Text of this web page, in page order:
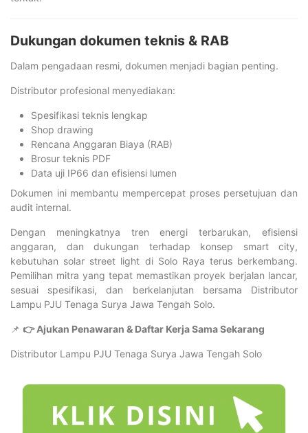
Dukungan dokumen teknis & RAB
Dalam pengadaan resmi, dokumen menjadi bagian penting.
Distributor profesional menyediakan:
Spesifikasi teknis lengkap
Shop drawing
Rencana Anggaran Biaya (RAB)
Brosur teknis PDF
Data uji IP66 dan efisiensi lumen
Dokumen ini membantu mempercepat proses persetujuan dan
audit internal.
Dengan meningkatnya tren energi terbarukan, efisiensi
anggaran, dan dukungan terhadap konsep smart city,
kebutuhan solar street light di Solo Raya terus berkembang.
Pemilihan mitra yang tepat memastikan proyek berjalan lancar,
sesuai spesifikasi, dan berkelanjutan bersama Distributor
Lampu PJU Tenaga Surya Jawa Tengah Solo.
📌 👉 Ajukan Penawaran & Daftar Kerja Sama Sekarang
Distributor Lampu PJU Tenaga Surya Jawa Tengah Solo